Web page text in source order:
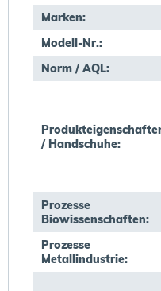
Marken:
Modell-Nr.:
Norm / AQL:
/ Handschuhe:
Prozesse
Biowissenschaften:
Prozesse
Metallindustrie: